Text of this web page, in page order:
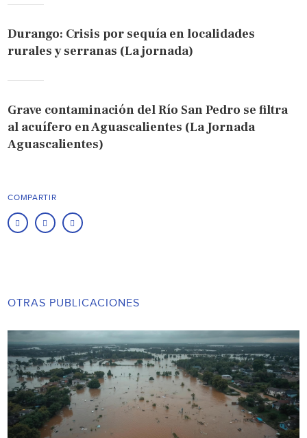
Durango: Crisis por sequía en localidades
rurales y serranas (La jornada)
Grave contaminación del Río San Pedro se filtra
al acuífero en Aguascalientes (La Jornada
Aguascalientes)
COMPARTIR
OTRAS PUBLICACIONES